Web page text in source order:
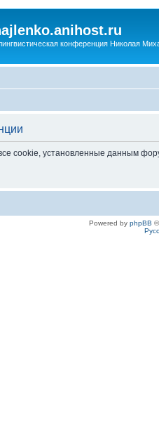
конференция Николая
cookie, установленные данным
Powered by phpBB